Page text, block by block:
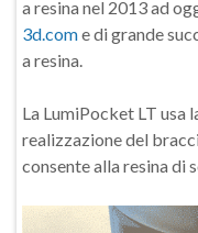
a resina nel 2013 ad
3d.come di grande
a resina.
La LumiPocket LT usa
realizzazione del
consente alla resina di